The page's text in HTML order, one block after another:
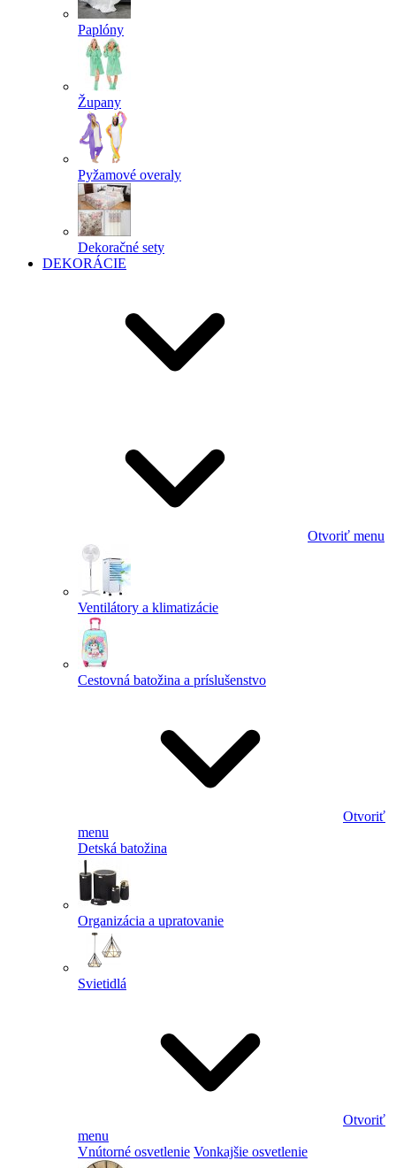
Paplóny
Župany
Pyžamové overaly
Dekoračné sety
DEKORÁCIE
Otvoriť menu
Ventilátory a klimatizácie
Cestovná batožina a príslušenstvo
Otvoriť
menu
Detská batožina
Organizácia a upratovanie
Svietidlá
Otvoriť
menu
Vnútorné osvetlenie Vonkajšie osvetlenie